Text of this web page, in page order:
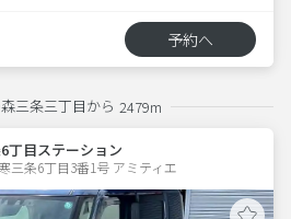
予約へ
三条三丁目から 2479m
丁目ステーション
三条6丁目3番1号 アミティエ